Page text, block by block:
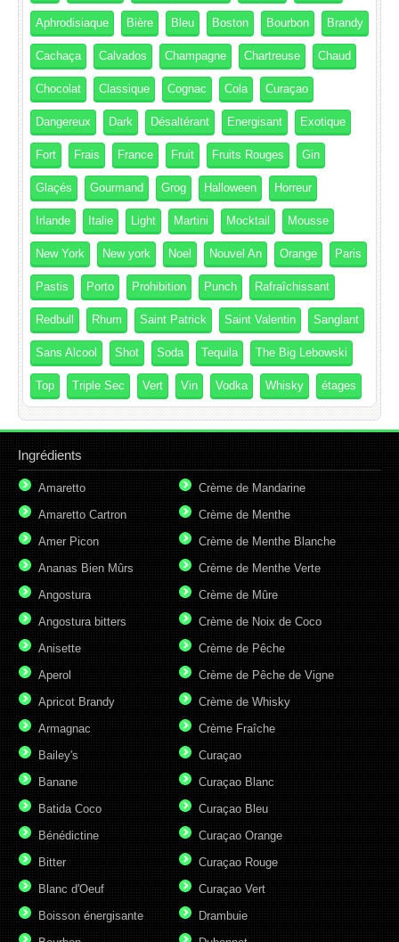
Aphrodisiaque Bière Bleu Boston Bourbon Brandy
Cachaça Calvados Champagne Chartreuse Chaud
Chocolat Classique Cognac Cola Curaçao
Dangereux Dark Désaltérant Energisant Exotique
Fort Frais France Fruit Fruits Rouges Gin
Glaçés Gourmand Grog Halloween Horreur
Irlande Italie Light Martini Mocktail Mousse
New York New york Noel Nouvel An Orange Paris
Pastis Porto Prohibition Punch Rafraîchissant
Redbull Rhum Saint Patrick Saint Valentin Sanglant
Sans Alcool Shot Soda Tequila The Big Lebowski
Top Triple Sec Vert Vin Vodka Whisky étages
Ingrédients
Amaretto
Amaretto Cartron
Amer Picon
Ananas Bien Mûrs
Angostura
Angostura bitters
Anisette
Aperol
Apricot Brandy
Armagnac
Bailey's
Banane
Batida Coco
Bénédictine
Bitter
Blanc d'Oeuf
Boisson énergisante
Crème de Mandarine
Crème de Menthe
Crème de Menthe Blanche
Crème de Menthe Verte
Crème de Mûre
Crème de Noix de Coco
Crème de Pêche
Crème de Pêche de Vigne
Crème de Whisky
Crème Fraîche
Curaçao
Curaçao Blanc
Curaçao Bleu
Curaçao Orange
Curaçao Rouge
Curaçao Vert
Drambuie